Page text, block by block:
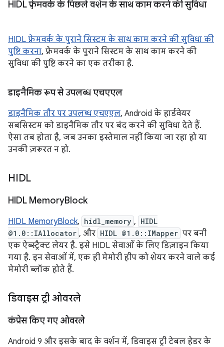
HIDL फ़्रेमवर्क के पिछले वर्शन के साथ काम करने की सुविधा
HIDL फ़्रेमवर्क के पुराने सिस्टम के साथ काम करने की सुविधा की
पुष्टि करना, फ़्रेमवर्क के पुराने सिस्टम के साथ काम करने की
सुविधा की पुष्टि करने का एक तरीका है.
डाइनैमिक रूप से उपलब्ध एचएएल
डाइनैमिक तौर पर उपलब्ध एचएएल, Android के हार्डवेयर
सबसिस्टम को डाइनैमिक तौर पर बंद करने की सुविधा देते हैं.
ऐसा तब होता है, जब उनका इस्तेमाल नहीं किया जा रहा हो या
उनकी ज़रूरत न हो.
HIDL
HIDL MemoryBlock
HIDL MemoryBlock, hidl_memory , HIDL
@1.0::IAllocator , और HIDL @1.0::IMapper पर बनी
एक ऐब्स्ट्रैक्ट लेयर है. इसे HIDL सेवाओं के लिए डिज़ाइन किया
गया है. इन सेवाओं में, एक ही मेमोरी हीप को शेयर करने वाले कई
मेमोरी ब्लॉक होते हैं.
डिवाइस ट्री ओवरले
कंप्रेस किए गए ओवरले
Android 9 और इसके बाद के वर्शन में, डिवाइस ट्री टेबल हेडर के